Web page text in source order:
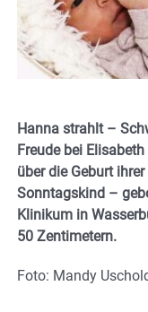
Hanna strahlt –
Freude bei
über die Geburt
Sonntagskind –
Klinikum in
50 Zentimetern.
Foto: Mandy